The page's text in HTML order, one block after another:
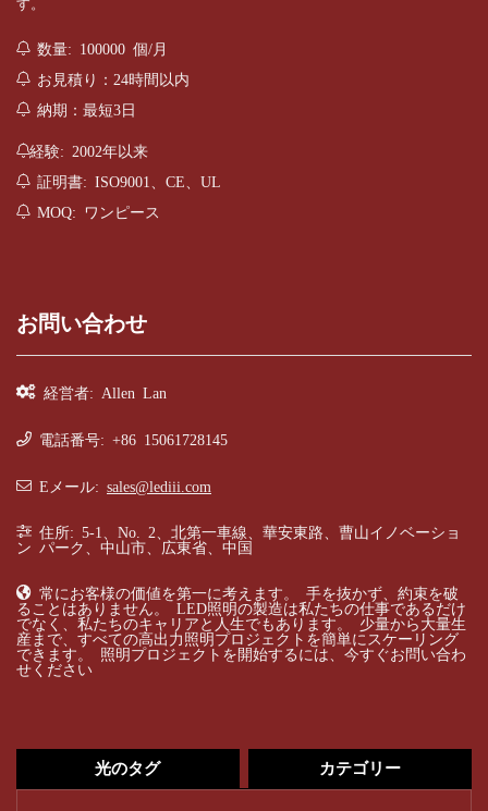
す。
数量: 100000 個/月
お見積り：24時間以内
納期：最短3日
経験: 2002年以来
証明書: ISO9001、CE、UL
MOQ: ワンピース
お問い合わせ
経営者: Allen Lan
電話番号: +86 15061728145
Eメール: sales@lediii.com
住所: 5-1、No. 2、北第一車線、華安東路、曹山イノベーショ
ン パーク、中山市、広東省、中国
常にお客様の価値を第一に考えます。 手を抜かず、約束を破
ることはありません。 LED照明の製造は私たちの仕事であるだけ
でなく、私たちのキャリアと人生でもあります。 少量から大量生
産まで、すべての高出力照明プロジェクトを簡単にスケーリング
できます。 照明プロジェクトを開始するには、今すぐお問い合わ
せください
光のタグ カテゴリー